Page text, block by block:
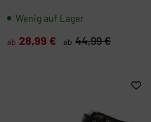
Wenig auf Lager
ab 28,99 € ab 44,99 €